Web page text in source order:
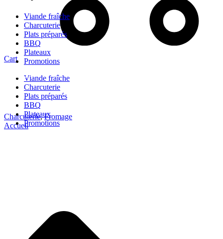
Viande fraîche
Charcuterie
Plats préparés
BBQ
Plateaux
Promotions
Viande fraîche
Charcuterie
Plats préparés
BBQ
Plateaux
Promotions
Cart
Charcuterie,Fromage
Accueil